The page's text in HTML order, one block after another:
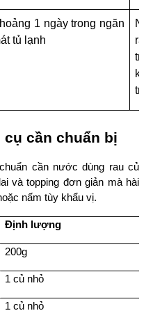
1 ngày trong ngăn
tủ lạnh
cụ cần chuẩn bị
cần nước dùng rau củ
và topping đơn giản mà hài
nấm tùy khẩu vị.
Định lượng
200g
1 củ nhỏ
1 củ nhỏ